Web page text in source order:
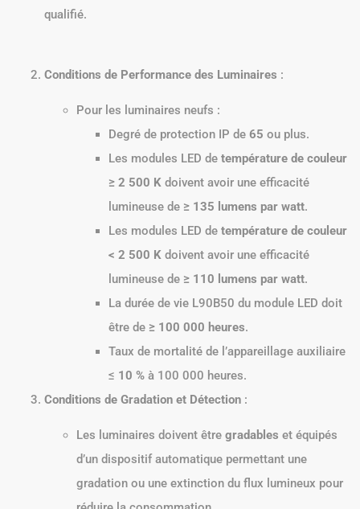
qualifié.
Conditions de Performance des Luminaires :
Pour les luminaires neufs :
Degré de protection IP de 65 ou plus.
Les modules LED de température de couleur
≥ 2 500 K doivent avoir une efficacité
lumineuse de ≥ 135 lumens par watt.
Les modules LED de température de couleur
< 2 500 K doivent avoir une efficacité
lumineuse de ≥ 110 lumens par watt.
La durée de vie L90B50 du module LED doit
être de ≥ 100 000 heures.
Taux de mortalité de l’appareillage auxiliaire
≤ 10 % à 100 000 heures.
Conditions de Gradation et Détection :
Les luminaires doivent être gradables et équipés
d’un dispositif automatique permettant une
gradation ou une extinction du flux lumineux pour